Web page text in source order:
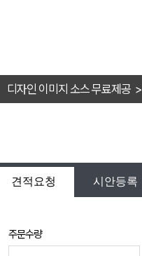
디자인 이미지 소스 무료제공 >
견적요청 시안등록
주문수량